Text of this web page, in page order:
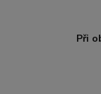
Při